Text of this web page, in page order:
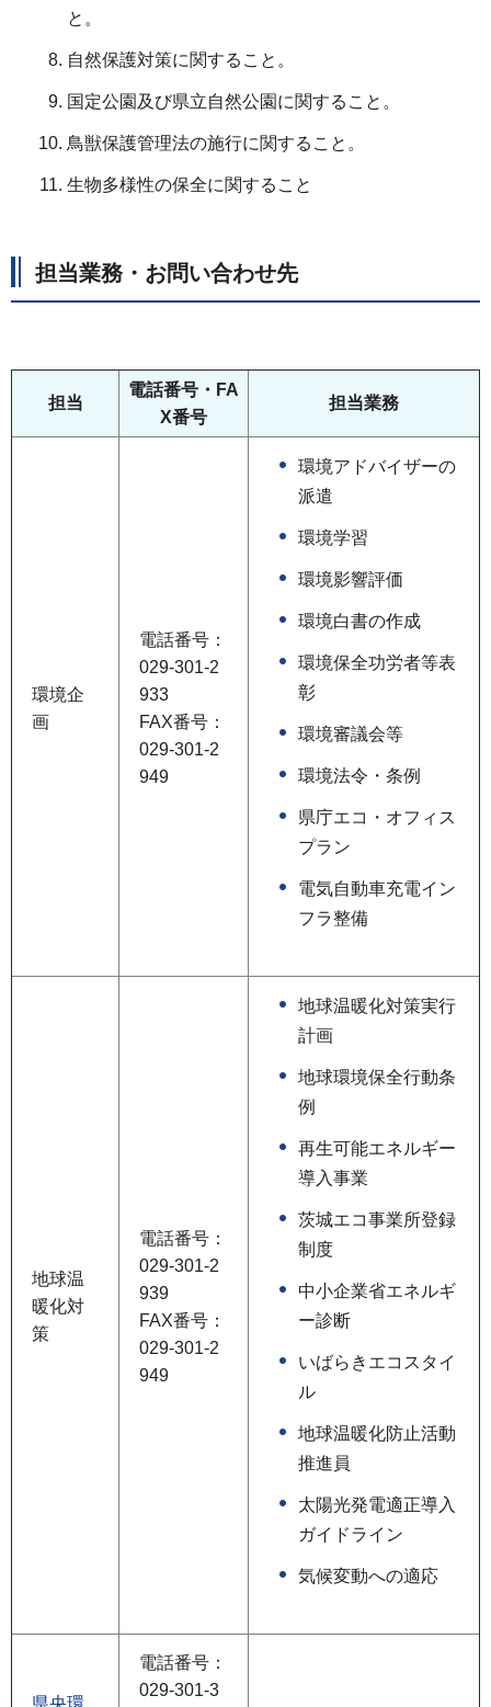
と。
自然保護対策に関すること。
国定公園及び県立自然公園に関すること。
鳥獣保護管理法の施行に関すること。
生物多様性の保全に関すること
担当業務・お問い合わせ先
担当
電話番号・FA
X番号
担当業務
環境企
画
電話番号：
029-301-2
933
FAX番号：
029-301-2
949
環境アドバイザーの
派遣
環境学習
環境影響評価
環境白書の作成
環境保全功労者等表
彰
環境審議会等
環境法令・条例
県庁エコ・オフィス
プラン
電気自動車充電イン
フラ整備
地球温
暖化対
策
電話番号：
029-301-2
939
FAX番号：
029-301-2
949
地球温暖化対策実行
計画
地球環境保全行動条
例
再生可能エネルギー
導入事業
茨城エコ事業所登録
制度
中小企業省エネルギ
ー診断
いばらきエコスタイ
ル
地球温暖化防止活動
推進員
太陽光発電適正導入
ガイドライン
気候変動への適応
電話番号：
029-301-3